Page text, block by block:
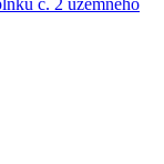
č. 2 územného